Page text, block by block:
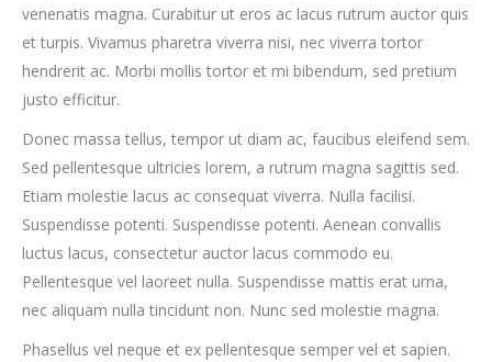
venenatis magna. Curabitur ut eros ac lacus rutrum auctor quis
et turpis. Vivamus pharetra viverra nisi, nec viverra tortor
hendrerit ac. Morbi mollis tortor et mi bibendum, sed pretium
justo efficitur.
Donec massa tellus, tempor ut diam ac, faucibus eleifend sem.
Sed pellentesque ultricies lorem, a rutrum magna sagittis sed.
Etiam molestie lacus ac consequat viverra. Nulla facilisi.
Suspendisse potenti. Suspendisse potenti. Aenean convallis
luctus lacus, consectetur auctor lacus commodo eu.
Pellentesque vel laoreet nulla. Suspendisse mattis erat urna,
nec aliquam nulla tincidunt non. Nunc sed molestie magna.
Phasellus vel neque et ex pellentesque semper vel et sapien.